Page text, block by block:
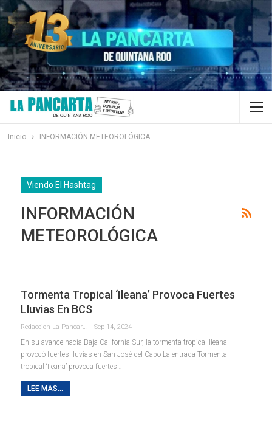
Inicio INFORMACIÓN METEOROLÓGICA
Viendo El Hashtag
INFORMACIÓN
METEOROLÓGICA
Tormenta Tropical ‘Ileana’ Provoca Fuertes
Lluvias En BCS
Redaccion La Pancarta De Quintana Roo Sep 14, 2024
En su avance hacia Baja California Sur, la tormenta tropical Ileana
provocó fuertes lluvias en San José del Cabo La entrada Tormenta
tropical ‘Ileana’ provoca fuertes…
LEE MAS...